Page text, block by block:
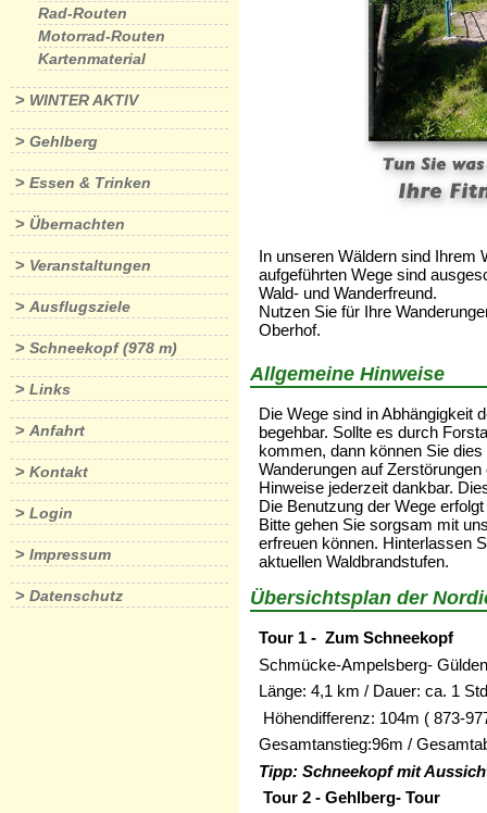
Rad-Routen
Motorrad-Routen
Kartenmaterial
> WINTER AKTIV
> Gehlberg
> Essen & Trinken
> Übernachten
> Veranstaltungen
> Ausflugsziele
> Schneekopf (978 m)
> Links
> Anfahrt
> Kontakt
> Login
> Impressum
> Datenschutz
In unseren Wäldern sind Ihrem
aufgeführten Wege sind
Wald- und Wanderfreund.
Nutzen Sie für Ihre
Oberhof.
Allgemeine Hinweise
Die Wege sind in Abhängigkeit
begehbar. Sollte es durch
kommen, dann können Sie
Wanderungen auf
Hinweise jederzeit dankbar.
Die Benutzung der Wege
Bitte gehen Sie sorgsam mit
erfreuen können. Hinterlassen
aktuellen Waldbrandstufen.
Übersichtsplan der
Tour 1 - Zum Schneekopf
Schmücke-Ampelsberg-
Länge: 4,1 km / Dauer: ca. 1
Höhendifferenz: 104m ( 873-
Gesamtanstieg:96m /
Tipp: Schneekopf mit
Tour 2 - Gehlberg- Tour